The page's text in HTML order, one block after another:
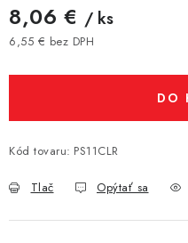
8,06 € / ks
6,55 € bez DPH
DO
Kód tovaru: PS11CLR
Tlač Opýtať sa